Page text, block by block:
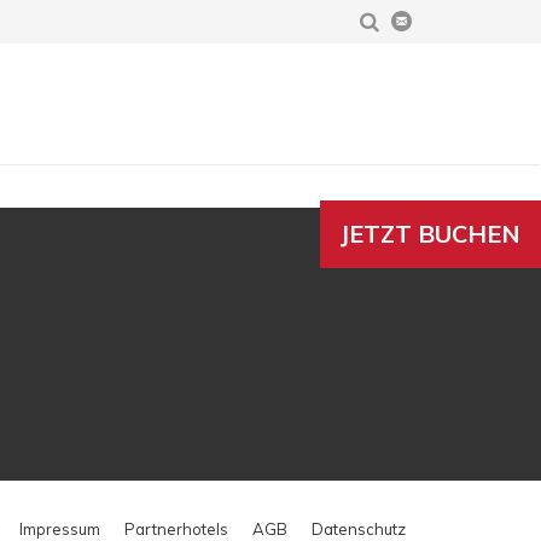
JETZT BUCHEN
Impressum Partnerhotels AGB Datenschutz